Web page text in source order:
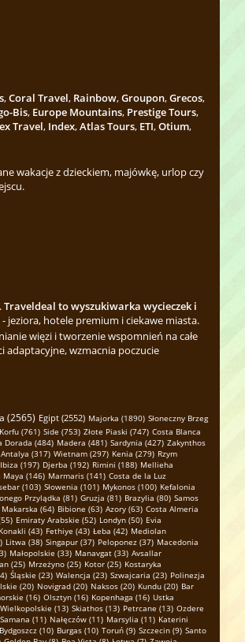
,Coral Travel, Rainbow,Groupon,Grecos,
Bis, Europe Mountains, Prestige Tours,
Travel, Index,Atlas Tours, ETI,Otium,
wakacje z dzieckiem, majówkę, urlop czy
Traveldeal to wyszukiwarka wycieczek i
jeziora, hotele premium i ciekawe miasta.
więzi i tworzenie wspomnień na całe
adaptacyjne, wzmacnia poczucie
(2565) Egipt (2552) Majorka (1890) Słoneczny Brzeg
Korfu (761) Side (753) Złote Piaski (747) Costa Blanca
Dorada (484) Madera (481) Sardynia (427) Zakynthos
Antalya (317) Wietnam (297) Kenia (279) Rzym
Ibiza (197) Djerba (192) Rimini (188) Mellieha
Maya (146) Marmaris (141) Costa de la Luz
(103) Słowenia (101) Mykonos (100) Kefalonia
Przylądka (81) Gruzja (81) Brazylia (80) Samos
Makarska (64) Bibione (63) Azory (63) Costa Almeria
Emiraty Arabskie (52) Londyn (50) Evia
Konakli (43) Fethiye (43) Łeba (42) Mediolan
Litwa (38) Singapur (37) Peloponez (37) Macedonia
Małopolskie (33) Manavgat (33) Avsallar
(25) Mrzeżyno (25) Kotor (25) Kostaryka
Śląskie (23) Walencja (23) Szwajcaria (23) Polinezja
(20) Novigrad (20) Naksos (20) Kundu (20) Bar
(16) Olsztyn (16) Kopenhaga (16) Ustka
Wielkopolskie (13) Skiathos (13) Petrcane (13) Ozdere
Samana (11) Nałęczów (11) Marsylia (11) Katerini
Bydgoszcz (10) Burgas (10) Toruń (9) Szczecin (9) Santo